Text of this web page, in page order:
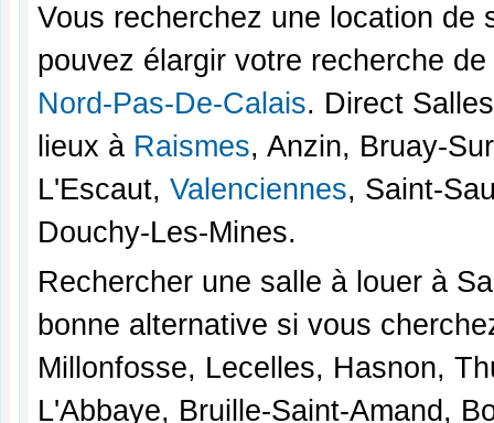
Vous recherchez une location de
pouvez élargir votre recherche
Nord-Pas-De-Calais. Direct
lieux à Raismes, Anzin, Bruay-
L'Escaut, Valenciennes, Saint-
Douchy-Les-Mines.
Rechercher une salle à louer à
bonne alternative si vous
Millonfosse, Lecelles, Hasnon,
L'Abbaye, Bruille-Saint-Amand,